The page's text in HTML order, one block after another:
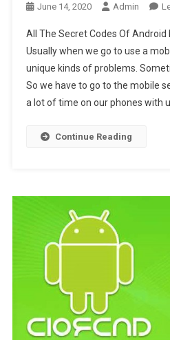
June 14, 2020 Admin
All The Secret Codes Of Android
Usually when we go to use a
unique kinds of problems.
So we have to go to the mobile
a lot of time on our phones with
Continue Reading